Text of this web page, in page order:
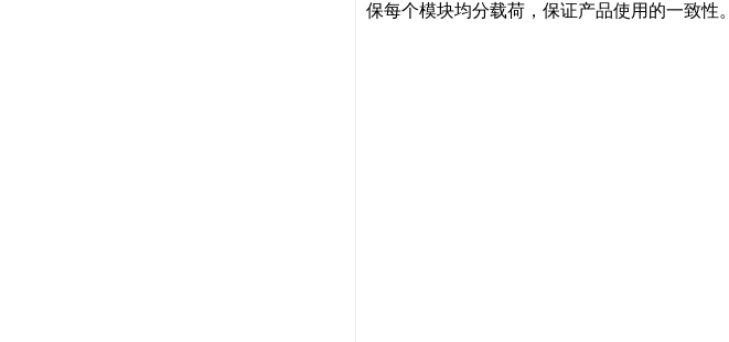
保每个模块均分载荷，保证产品使用的一致性。